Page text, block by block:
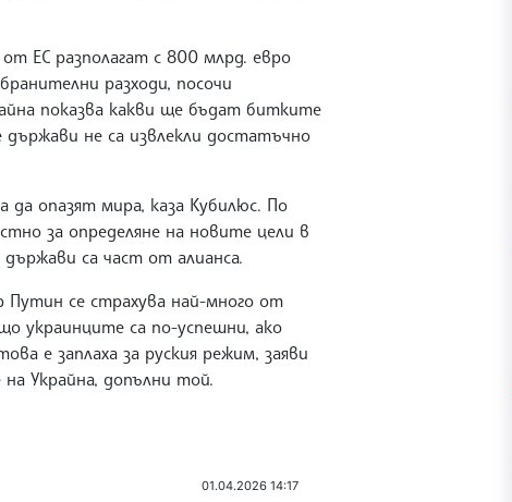
ЕС разполагат с 800 млрд. евро
разходи, посочи
показва какви ще бъдат битките
не са извлекли достатъчно
да опазят мира, каза Кубилюс. По
за определяне на новите цели в
са част от алианса.
Путин се страхува най-много от
украинците са по-успешни, ако
е заплаха за руския режим, заяви
Украйна, допълни той.
01.04.2026 14:17